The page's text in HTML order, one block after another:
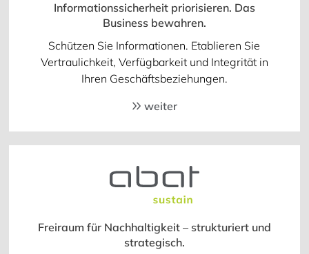
Informationssicherheit priorisieren. Das
Business bewahren.
Schützen Sie Informationen. Etablieren Sie
Vertraulichkeit, Verfügbarkeit und Integrität in
Ihren Geschäftsbeziehungen.
weiter
Freiraum für Nachhaltigkeit – strukturiert und
strategisch.